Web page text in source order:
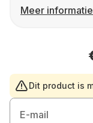
Meer
Dit product is
E-mail